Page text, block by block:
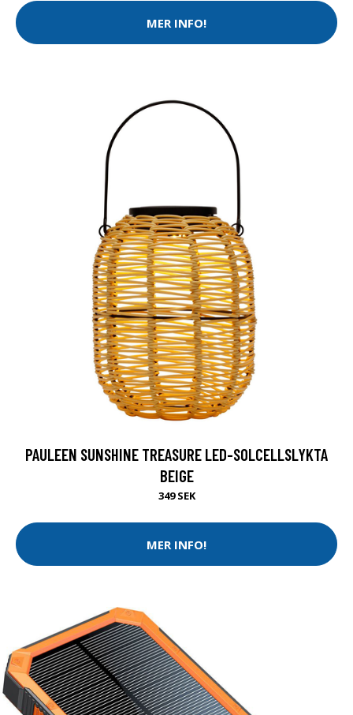
MER INFO!
PAULEEN SUNSHINE TREASURE LED-SOLCELLSLYKTA
BEIGE
349 SEK
MER INFO!